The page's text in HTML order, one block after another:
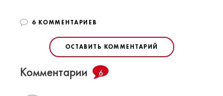
6 КОММЕНТАРИЕВ
ОСТАВИТЬ КОММЕНТАРИЙ
Комментарии 6